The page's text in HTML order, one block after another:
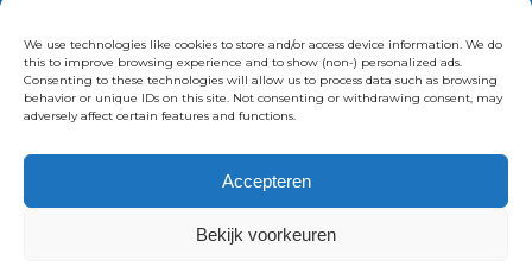
We use technologies like cookies to store and/or access device information. We do
this to improve browsing experience and to show (non-) personalized ads.
Consenting to these technologies will allow us to process data such as browsing
behavior or unique IDs on this site. Not consenting or withdrawing consent, may
adversely affect certain features and functions.
Accepteren
Bekijk voorkeuren
Consulting.
Alternative:
Copyright © 2023 -Privacybeleid